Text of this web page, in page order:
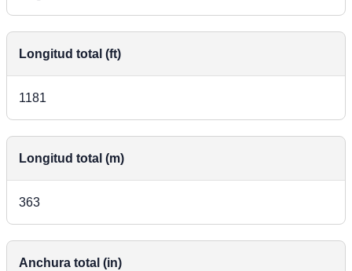
Longitud total (ft)
1181
Longitud total (m)
363
Anchura total (in)